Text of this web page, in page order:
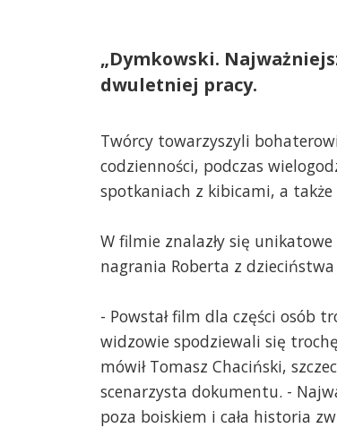
„Dymkowski.
dwuletniej pracy.
Twórcy towarzyszyli
codzienności, podczas
spotkaniach z kibicami, a
W filmie znalazły się
nagrania Roberta z
- Powstał film dla części osób
widzowie spodziewali się
mówił Tomasz Chaciński,
scenarzysta dokumentu. -
poza boiskiem i cała historia